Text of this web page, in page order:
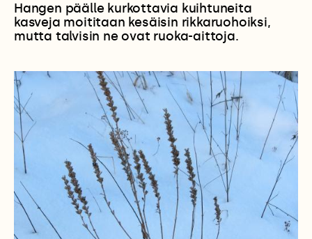
Hangen päälle kurkottavia kuihtuneita
kasveja moititaan kesäisin rikkaruohoiksi,
mutta talvisin ne ovat ruoka-aittoja.